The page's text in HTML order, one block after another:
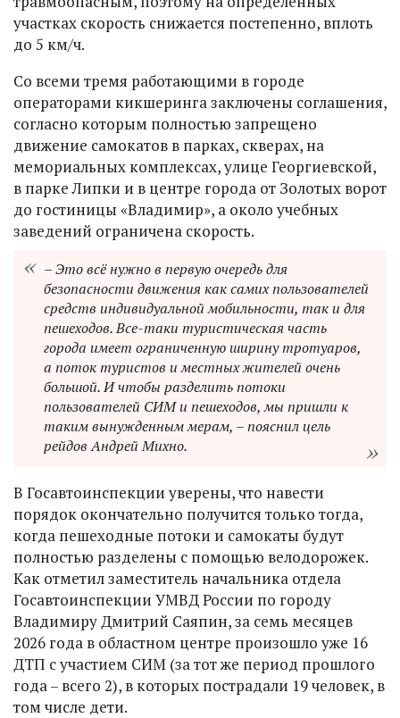
участках скорость снижается постепенно, вплоть
до 5 км/ч.
Со всеми тремя работающими в городе
операторами кикшеринга заключены соглашения,
согласно которым полностью запрещено
движение самокатов в парках, скверах, на
мемориальных комплексах, улице Георгиевской,
в парке Липки и в центре города от Золотых ворот
до гостиницы «Владимир», а около учебных
заведений ограничена скорость.
– Это всё нужно в первую очередь для
безопасности движения как самих пользователей
средств индивидуальной мобильности, так и для
пешеходов. Все-таки туристическая часть
города имеет ограниченную ширину тротуаров,
а поток туристов и местных жителей очень
большой. И чтобы разделить потоки
пользователей СИМ и пешеходов, мы пришли к
таким вынужденным мерам, – пояснил цель
рейдов Андрей Михно.
В Госавтоинспекции уверены, что навести
порядок окончательно получится только тогда,
когда пешеходные потоки и самокаты будут
полностью разделены с помощью велодорожек.
Как отметил заместитель начальника отдела
Госавтоинспекции УМВД России по городу
Владимиру Дмитрий Саяпин, за семь месяцев
2026 года в областном центре произошло уже 16
ДТП с участием СИМ (за тот же период прошлого
года – всего 2), в которых пострадали 19 человек, в
том числе дети.